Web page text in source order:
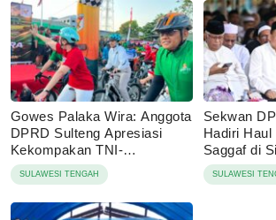
Gowes Palaka Wira: Anggota
DPRD Sulteng Apresiasi
Kekompakan TNI-
Masyarakat
SULAWESI TENGAH
Sekwan
Hadiri
Saggaf di
SULAWESI